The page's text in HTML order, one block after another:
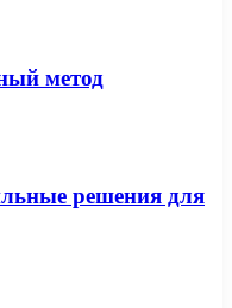
метод
решения для